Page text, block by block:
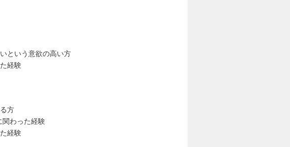
という意欲の高い方
経験
方
関わった経験
経験